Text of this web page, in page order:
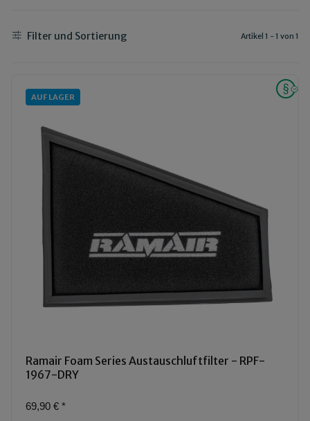
Filter und Sortierung Artikel 1 - 1 von 1
AUF LAGER
Ramair Foam Series Austauschluftfilter - RPF-
1967-DRY
69,90 € *